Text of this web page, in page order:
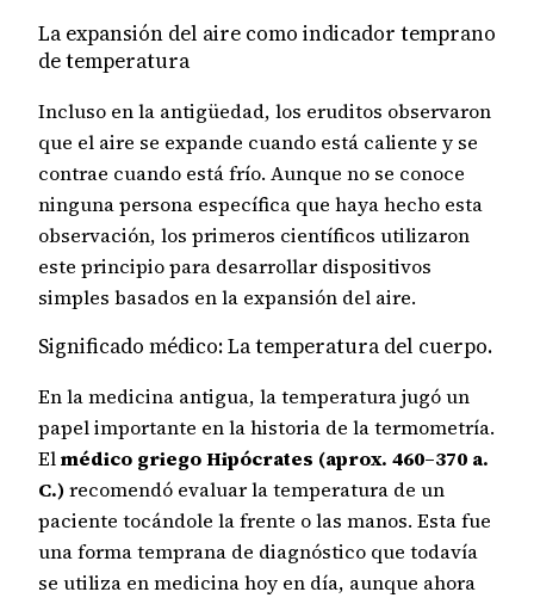
La expansión del aire como indicador temprano
de temperatura
Incluso en la antigüedad, los eruditos observaron
que el aire se expande cuando está caliente y se
contrae cuando está frío. Aunque no se conoce
ninguna persona específica que haya hecho esta
observación, los primeros científicos utilizaron
este principio para desarrollar dispositivos
simples basados ​​en la expansión del aire.
Significado médico: La temperatura del cuerpo.
En la medicina antigua, la temperatura jugó un
papel importante en la historia de la termometría.
Elmédico griego Hipócrates (aprox. 460–370 a.
C.) recomendó evaluar la temperatura de un
paciente tocándole la frente o las manos. Esta fue
una forma temprana de diagnóstico que todavía
se utiliza en medicina hoy en día, aunque ahora